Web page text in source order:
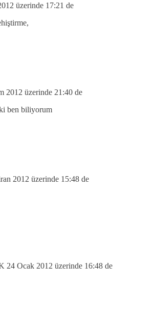
üzerinde 17:21 de
2012 üzerinde 21:40 de
ben biliyorum
2012 üzerinde 15:48 de
24 Ocak 2012 üzerinde 16:48 de